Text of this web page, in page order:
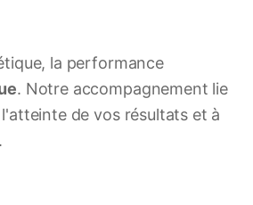
la performance
. Notre accompagnement lie
de vos résultats et à